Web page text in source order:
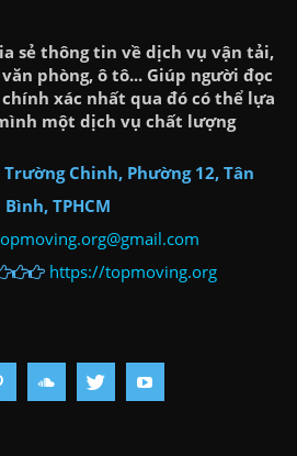
sẻ thông tin về dịch vụ vận tải,
phòng, ô tô... Giúp người đọc
xác nhất qua đó có thể lựa
một dịch vụ chất lượng
Chinh, Phường 12, Tân
Bình, TPHCM
https://topmoving.org